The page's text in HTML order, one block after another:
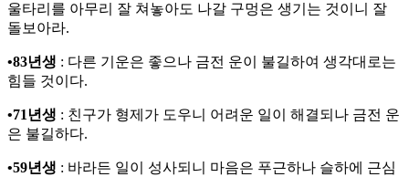
울타리를 아무리 잘 쳐놓아도 나갈 구멍은 생기는 것이니 잘
돌보아라.
•83년생 : 다른 기운은 좋으나 금전 운이 불길하여 생각대로는
힘들 것이다.
•71년생 : 친구가 형제가 도우니 어려운 일이 해결되나 금전 운
은 불길하다.
•59년생 : 바라든 일이 성사되니 마음은 푸근하나 슬하에 근심